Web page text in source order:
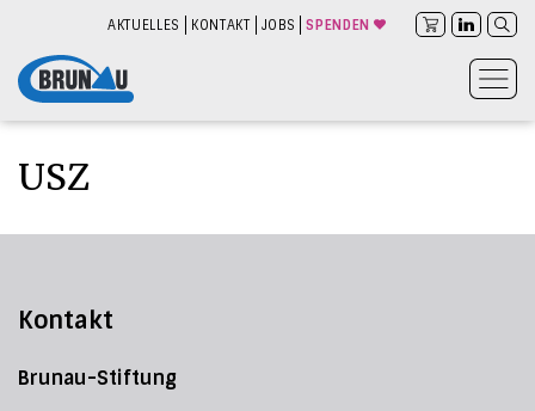
AKTUELLES KONTAKT JOBS SPENDEN
USZ
Kontakt
Brunau-Stiftung